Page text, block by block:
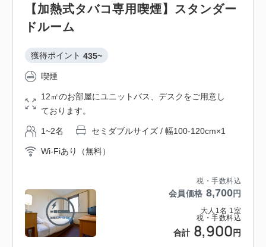
税・手数料込
会員価格 8,700円
大人 1名 1室
税・手数料込
合計 8,900 円
【加熱式タバコ専用喫煙】スタンダー
ドルーム
獲得ポイント 435~
喫煙
12㎡のお部屋にユニットバス、デスクをご用意し
ております。
1~2名 セミダブルサイズ / 幅100-120cm×1
Wi-Fiあり（無料）